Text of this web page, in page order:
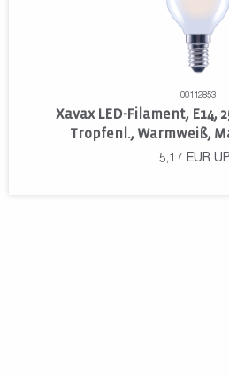
00112853
Xavax LED-Filament, E14,
Tropfenl., Warmweiß,
5,17 EUR